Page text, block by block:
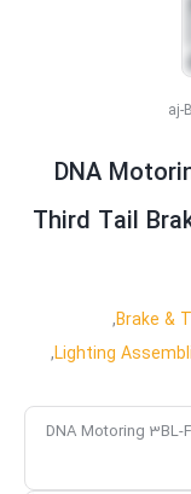
aj-
DNA
Third Tail
Brake &
,
Lighting
,
DNA Motoring 3BL-